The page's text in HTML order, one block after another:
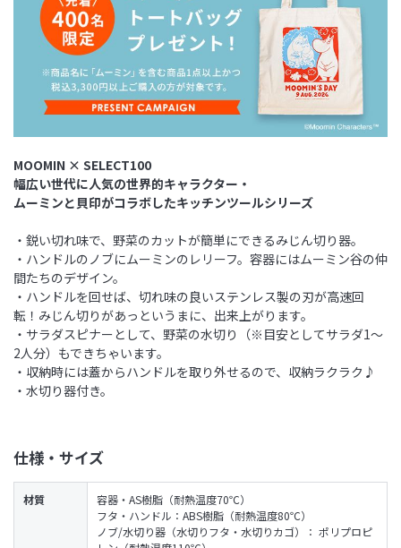
MOOMIN × SELECT100
幅広い世代に人気の世界的キャラクター・
ムーミンと貝印がコラボしたキッチンツールシリーズ
・鋭い切れ味で、野菜のカットが簡単にできるみじん切り器。
・ハンドルのノブにムーミンのレリーフ。容器にはムーミン谷の仲
間たちのデザイン。
・ハンドルを回せば、切れ味の良いステンレス製の刃が高速回
転！みじん切りがあっというまに、出来上がります。
・サラダスピナーとして、野菜の水切り（※目安としてサラダ1～
2人分）もできちゃいます。
・収納時には蓋からハンドルを取り外せるので、収納ラクラク♪
・水切り器付き。
仕様・サイズ
材質
容器・AS樹脂（耐熱温度70℃）
フタ・ハンドル：ABS樹脂（耐熱温度80℃）
ノブ/水切り器（水切りフタ・水切りカゴ）： ポリプロピ